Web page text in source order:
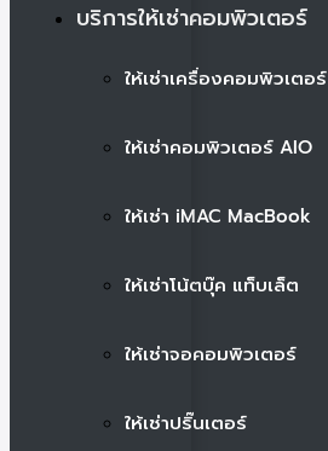
บริการให้เช่าคอมพิวเตอร์
ให้เช่าเครื่องคอมพิวเตอร์
ให้เช่าคอมพิวเตอร์ AIO
ให้เช่า iMAC MacBook
ให้เช่าโน้ตบุ๊ค แท็บเล็ต
ให้เช่าจอคอมพิวเตอร์
ให้เช่าปริ๊นเตอร์